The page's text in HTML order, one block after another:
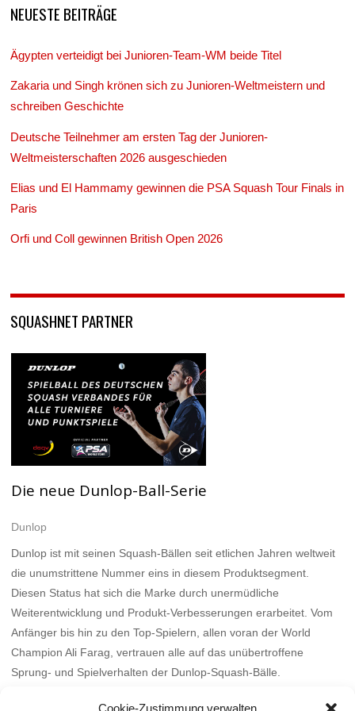
Cookie-Zustimmung verwalten
NEUESTE BEITRÄGE
Ägypten verteidigt bei Junioren-Team-WM beide Titel
Zakaria und Singh krönen sich zu Junioren-Weltmeistern und
schreiben Geschichte
Deutsche Teilnehmer am ersten Tag der Junioren-
Weltmeisterschaften 2026 ausgeschieden
Elias und El Hammamy gewinnen die PSA Squash Tour Finals in
Paris
Orfi und Coll gewinnen British Open 2026
SQUASHNET PARTNER
Die neue Dunlop-Ball-Serie
Dunlop
Dunlop ist mit seinen Squash-Bällen seit etlichen Jahren weltweit
die unumstrittene Nummer eins in diesem Produktsegment.
Diesen Status hat sich die Marke durch unermüdliche
Weiterentwicklung und Produkt-Verbesserungen erarbeitet. Vom
Anfänger bis hin zu den Top-Spielern, allen voran der World
Champion Ali Farag, vertrauen alle auf das unübertroffene
Sprung- und Spielverhalten der Dunlop-Squash-Bälle.